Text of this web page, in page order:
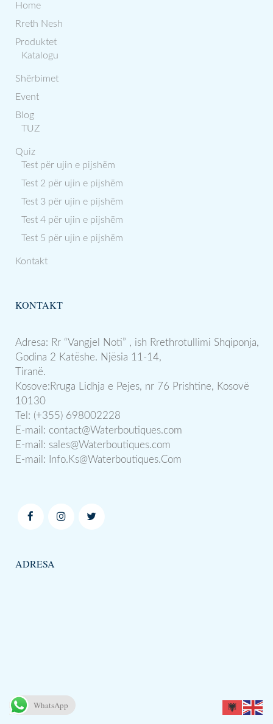
Home
Rreth Nesh
Produktet
Katalogu
Shërbimet
Event
Blog
TUZ
Quiz
Test për ujin e pijshëm
Test 2 për ujin e pijshëm
Test 3 për ujin e pijshëm
Test 4 për ujin e pijshëm
Test 5 për ujin e pijshëm
Kontakt
KONTAKT
Adresa: Rr “Vangjel Noti” , ish Rrethrotullimi Shqiponja,
Godina 2 Katëshe. Njësia 11-14,
Tiranë.
Kosove:Rruga Lidhja e Pejes, nr 76 Prishtine, Kosovë
10130
Tel: (+355) 698002228
E-mail: contact@Waterboutiques.com
E-mail: sales@Waterboutiques.com
E-mail:
Info.Ks@Waterboutiques.Com
ADRESA
WhatsApp